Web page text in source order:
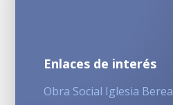
Enlaces de interés
Obra Social Iglesia Berea